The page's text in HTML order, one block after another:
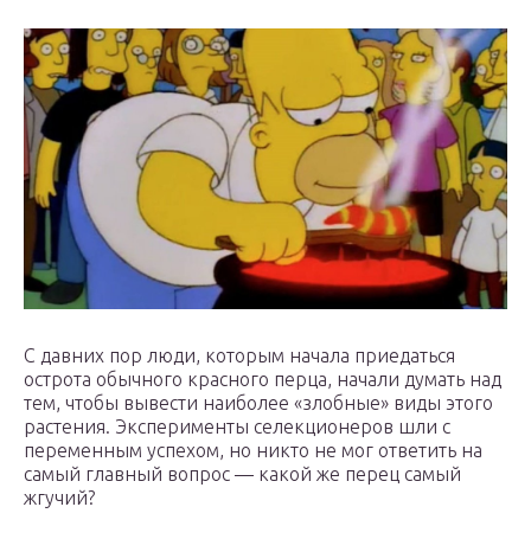
С давних пор люди, которым начала приедаться
острота обычного красного перца, начали думать над
тем, чтобы вывести наиболее «злобные» виды этого
растения. Эксперименты селекционеров шли с
переменным успехом, но никто не мог ответить на
самый главный вопрос — какой же перец самый
жгучий?